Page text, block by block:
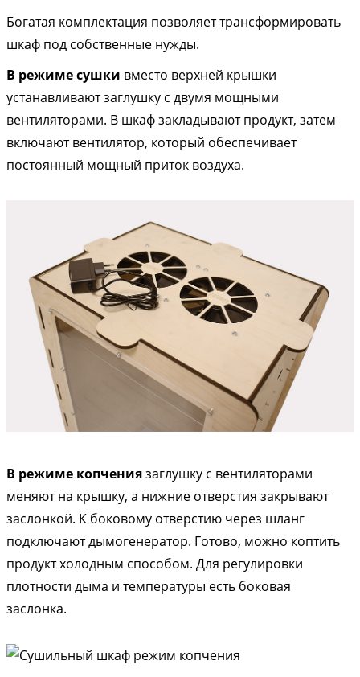
Богатая комплектация позволяет трансформировать
шкаф под собственные нужды.
В режиме сушки вместо верхней крышки
устанавливают заглушку с двумя мощными
вентиляторами. В шкаф закладывают продукт, затем
включают вентилятор, который обеспечивает
постоянный мощный приток воздуха.
В режиме копчениязаглушку с вентиляторами
меняют на крышку, а нижние отверстия закрывают
заслонкой. К боковому отверстию через шланг
подключают дымогенератор. Готово, можно коптить
продукт холодным способом. Для регулировки
плотности дыма и температуры есть боковая
заслонка.